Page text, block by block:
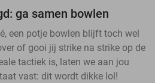
ga samen bowlen
een potje bowlen blijft toch wel
of gooi jij strike na strike op de
tactiek is, laten we aan jou
vast: dit wordt dikke lol!